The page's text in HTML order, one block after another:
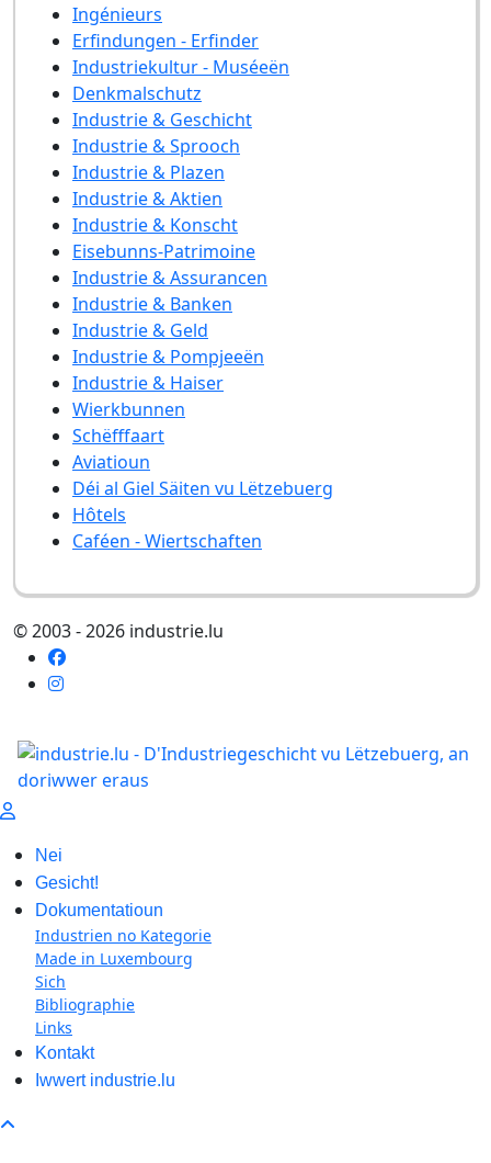
Ingénieurs
Erfindungen - Erfinder
Industriekultur - Muséeën
Denkmalschutz
Industrie & Geschicht
Industrie & Sprooch
Industrie & Plazen
Industrie & Aktien
Industrie & Konscht
Eisebunns-Patrimoine
Industrie & Assurancen
Industrie & Banken
Industrie & Geld
Industrie & Pompjeeën
Industrie & Haiser
Wierkbunnen
Schëfffaart
Aviatioun
Déi al Giel Säiten vu Lëtzebuerg
Hôtels
Caféen - Wiertschaften
© 2003 - 2026 industrie.lu
Nei
Gesicht!
Dokumentatioun
Industrien no Kategorie
Made in Luxembourg
Sich
Bibliographie
Links
Kontakt
Iwwert industrie.lu